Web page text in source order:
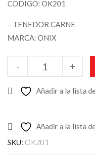
CODIGO: OK201
– TENEDOR CARNE
MARCA: ONIX
+
-
Añadir a la lista
Añadir a la lista
SKU: OK201